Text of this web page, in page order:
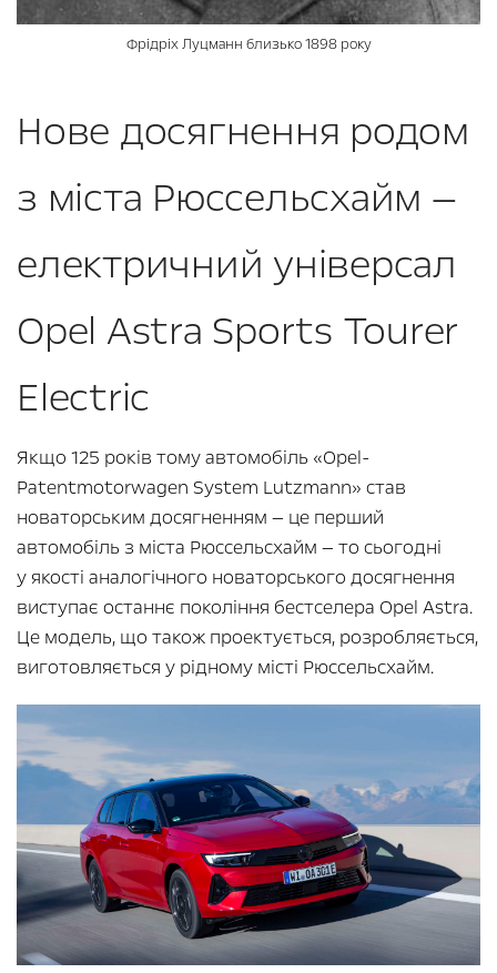
Фрідріх Луцманн близько 1898 року
Нове досягнення родом
з міста Рюссельсхайм —
електричний універсал
Opel Astra Sports Tourer
Electric
Якщо 125 років тому автомобіль «Opel-
Patentmotorwagen System Lutzmann» став
новаторським досягненням — це перший
автомобіль з міста Рюссельсхайм — то сьогодні
у якості аналогічного новаторського досягнення
виступає останнє покоління бестселера Opel Astra.
Це модель, що також проектується, розробляється,
виготовляється у рідному місті Рюссельсхайм.